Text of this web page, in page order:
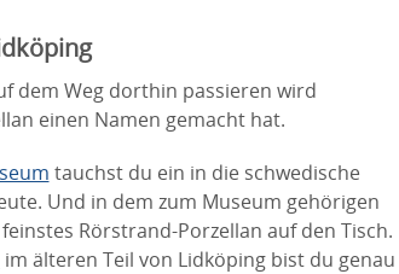
dem Weg dorthin passieren wird
einen Namen gemacht hat.
tauchst du ein in die schwedische
Und in dem zum Museum gehörigen
Rörstrand-Porzellan auf den Tisch.
im älteren Teil von Lidköping bist du genau